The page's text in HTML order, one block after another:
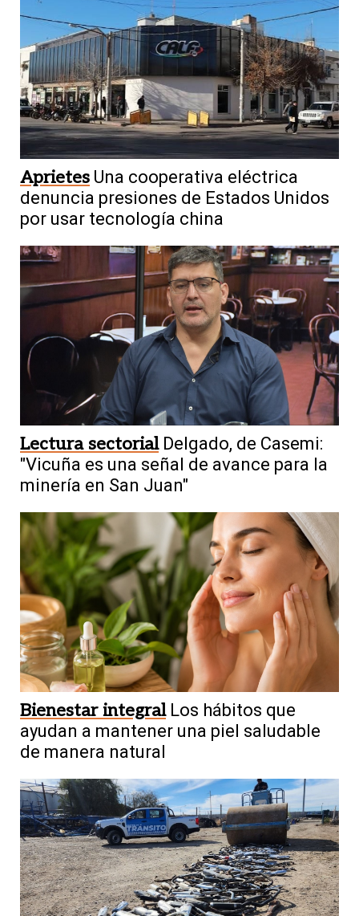
Aprietes Una cooperativa eléctrica
denuncia presiones de Estados Unidos
por usar tecnología china
Lectura sectorial Delgado, de Casemi:
"Vicuña es una señal de avance para la
minería en San Juan"
Bienestar integral Los hábitos que
ayudan a mantener una piel saludable
de manera natural